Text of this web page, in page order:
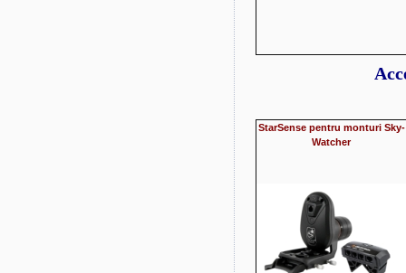
StarSense pentru monturi Sky-
Watcher